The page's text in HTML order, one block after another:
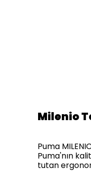
Milenio
Puma
Puma'nın
tutan